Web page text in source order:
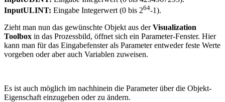
InputULINT: Eingabe Integerwert (0 bis 264-1).
Zieht man nun das gewünschte Objekt aus derVisualization
Toolbox in das Prozessbild, öffnet sich ein Parameter-Fenster. Hier
kann man für das Eingabefenster als Parameter entweder feste Werte
vorgeben oder aber auch Variablen zuweisen.
Es ist auch möglich im nachhinein die Parameter über die Objekt-
Eigenschaft einzugeben oder zu ändern.